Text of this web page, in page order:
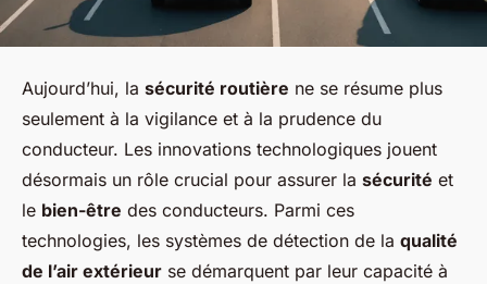
Aujourd’hui, la sécurité routière ne se résume plus
seulement à la vigilance et à la prudence du
conducteur. Les innovations technologiques jouent
désormais un rôle crucial pour assurer la sécurité et
le bien-être des conducteurs. Parmi ces
technologies, les systèmes de détection de la qualité
de l’air extérieur se démarquent par leur capacité à